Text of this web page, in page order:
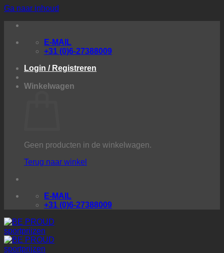
Ga naar inhoud
E-MAIL
+31 (0)6-27388009
Login / Registreren
Winkelwagen
Geen producten in de winkelwagen.
Terug naar winkel
E-MAIL
+31 (0)6-27388009